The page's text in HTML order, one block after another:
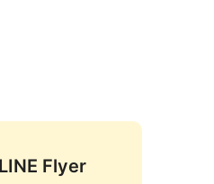
Flyer